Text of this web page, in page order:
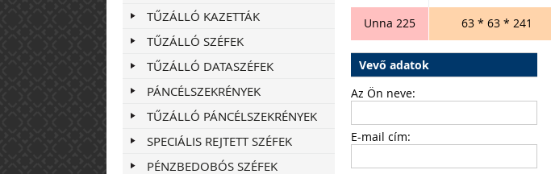
TŰZÁLLÓ KAZETTÁK
TŰZÁLLÓ SZÉFEK
TŰZÁLLÓ DATASZÉFEK
PÁNCÉLSZEKRÉNYEK
TŰZÁLLÓ PÁNCÉLSZEKRÉNYEK
SPECIÁLIS REJTETT SZÉFEK
PÉNZBEDOBÓS SZÉFEK
Unna 225 63 * 63 * 241
Vevő adatok
Az Ön neve:
E-mail cím: